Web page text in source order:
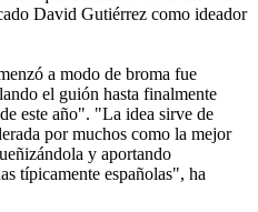
David Gutiérrez como ideador
a modo de broma fue
el guión hasta finalmente
este año". "La idea sirve de
por muchos como la mejor
y aportando
típicamente españolas", ha